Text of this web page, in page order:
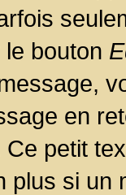
bouton
en
petit
plus si un